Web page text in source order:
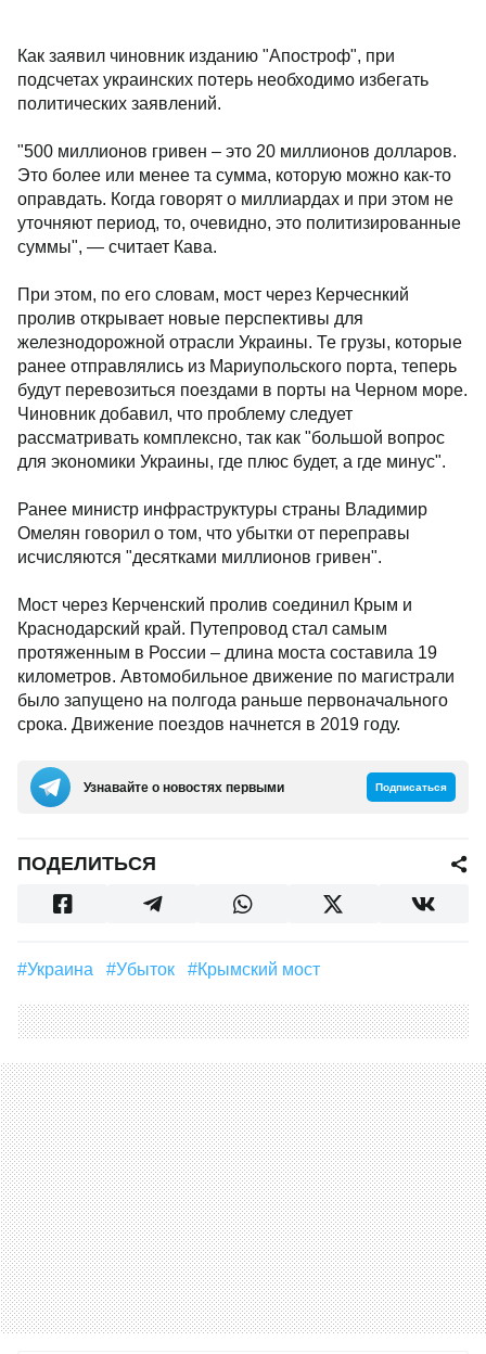
Как заявил чиновник изданию "Апостроф", при
подсчетах украинских потерь необходимо избегать
политических заявлений.
"500 миллионов гривен – это 20 миллионов долларов.
Это более или менее та сумма, которую можно как-то
оправдать. Когда говорят о миллиардах и при этом не
уточняют период, то, очевидно, это политизированные
суммы", — считает Кава.
При этом, по его словам, мост через Керчеснкий
пролив открывает новые перспективы для
железнодорожной отрасли Украины. Те грузы, которые
ранее отправлялись из Мариупольского порта, теперь
будут перевозиться поездами в порты на Черном море.
Чиновник добавил, что проблему следует
рассматривать комплексно, так как "большой вопрос
для экономики Украины, где плюс будет, а где минус".
Ранее министр инфраструктуры страны Владимир
Омелян говорил о том, что убытки от переправы
исчисляются "десятками миллионов гривен".
Мост через Керченский пролив соединил Крым и
Краснодарский край. Путепровод стал самым
протяженным в России – длина моста составила 19
километров. Автомобильное движение по магистрали
было запущено на полгода раньше первоначального
срока. Движение поездов начнется в 2019 году.
Узнавайте о новостях первыми Подписаться
ПОДЕЛИТЬСЯ
#Украина #Убыток #Крымский мост